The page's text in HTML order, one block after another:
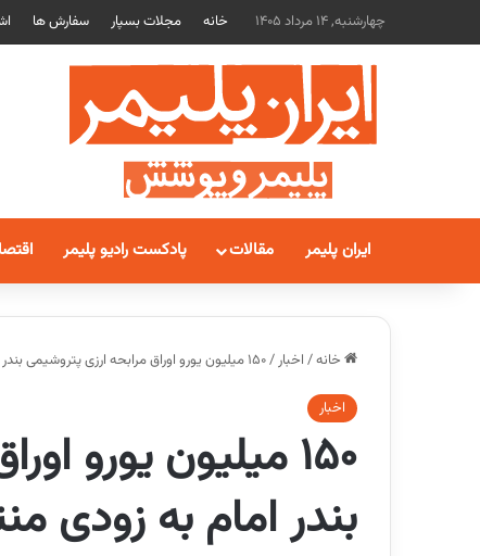
چهارشنبه, 14 مرداد 1405 خانه مجلات بسپار سفارش ها
ایران پلیمر مقالات پادکست رادیو پلیمر
خانه/ اخبار/۱۵۰ میلیون یورو اوراق مرابحه ارزی پتروشیمی بندر امام به زودی منتشر می شود
اخبار
۱۵۰ میلیون یورو
بندر امام به زودی